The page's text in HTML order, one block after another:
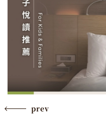
prev